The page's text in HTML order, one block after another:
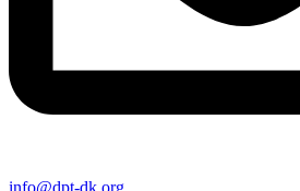
info@dpt-dk.org